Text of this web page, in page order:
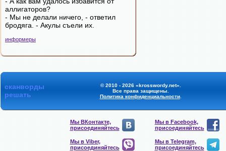
аллигаторов?
- Мы не делали ничего, - ответил
бродяга. - Акулы съели их.
информеры
сканворды
решать
© 2010 - 2026 «krosswordy.net».
Все права защищены.
Политика конфиденциальности.
Мы ВКонтакте,
присоединяйтесь
Мы в Facebook,
присоединяйтесь
Мы в Viber,
присоединяйтесь
Мы в Telegram,
присоединяйтесь